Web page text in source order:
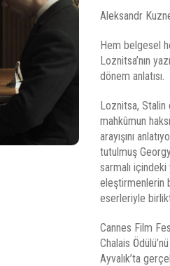
Aleksandr
Hem belgesel
Loznitsa’nın
dönem anlatısı.
Loznitsa, Stalin
mahkûmun
arayışını
tutulmuş Georgy
sarmalı
eleştirmenlerin
eserleriyle
Cannes Film
Chalais
Ayvalık’ta